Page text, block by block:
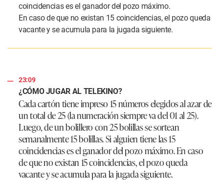
coincidencias es el ganador del pozo máximo.
En caso de que no existan 15 coincidencias, el pozo queda
vacante y se acumula para la jugada siguiente.
23:09
¿CÓMO JUGAR AL TELEKINO?
Cada cartón tiene impreso 15 números elegidos al azar de
un total de 25 (la numeración siempre va del 01 al 25).
Luego, de un bolillero con 25 bolillas se sortean
semanalmente 15 bolillas. Si alguien tiene las 15
coincidencias es el ganador del pozo máximo. En caso
de que no existan 15 coincidencias, el pozo queda
vacante y se acumula para la jugada siguiente.